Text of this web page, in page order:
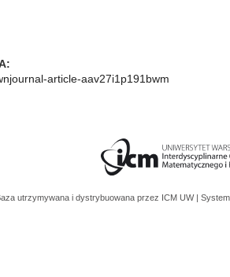
article-aav27i1p191bwm
utrzymywana i dystrybuowana przez ICM UW |